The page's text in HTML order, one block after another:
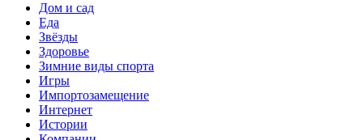
Дом и сад
Еда
Звёзды
Здоровье
Зимние виды спорта
Игры
Импортозамещение
Интернет
Истории